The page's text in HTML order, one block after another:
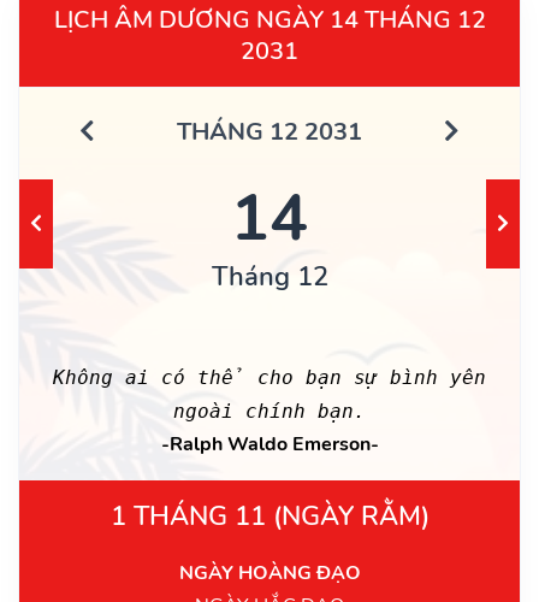
LỊCH ÂM DƯƠNG NGÀY 14 THÁNG 12
2031
THÁNG 12 2031
14
Tháng 12
Không ai có thể cho bạn sự bình yên
ngoài chính bạn.
-Ralph Waldo Emerson-
1 THÁNG 11 (NGÀY RẰM)
NGÀY HOÀNG ĐẠO